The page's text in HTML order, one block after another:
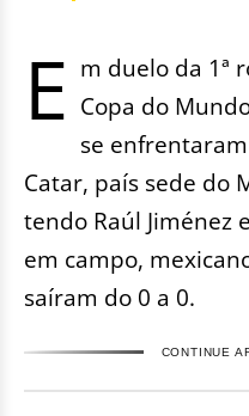
E m duelo da 1ª
Copa do
se
Catar, país sede do
tendo Raúl Jiménez
em campo,
saíram do 0 a 0.
CONTINUE